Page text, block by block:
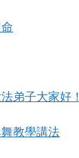
弟子大家好！
教學講法